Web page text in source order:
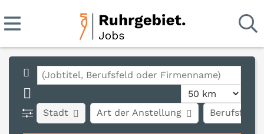
Stadt Art der Anstellung Berufsfeld